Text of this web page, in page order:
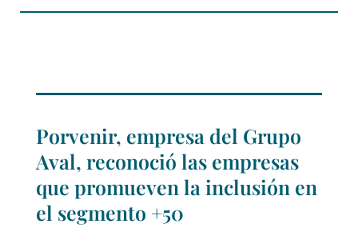
Porvenir, empresa del Grupo
Aval, reconoció las empresas
que promueven la inclusión en
el segmento +50